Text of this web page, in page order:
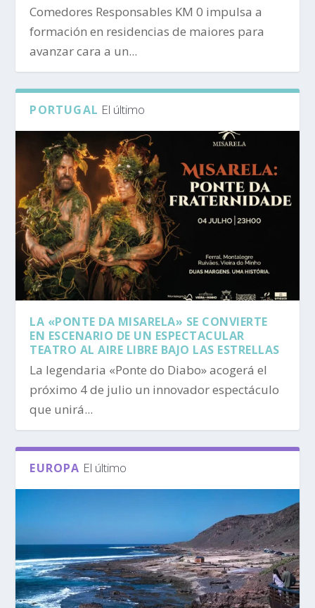
Comedores Responsables KM 0 impulsa a
formación en residencias de maiores para
avanzar cara a un...
PORTUGAL El último
LA «PONTE DA MISARELA» SE CONVIERTE
EN ESCENARIO DE UN ESPECTACULAR
TEATRO AL AIRE LIBRE BAJO LAS ESTRELLAS
La legendaria «Ponte do Diabo» acogerá el
próximo 4 de julio un innovador espectáculo
que unirá...
EUROPA El último